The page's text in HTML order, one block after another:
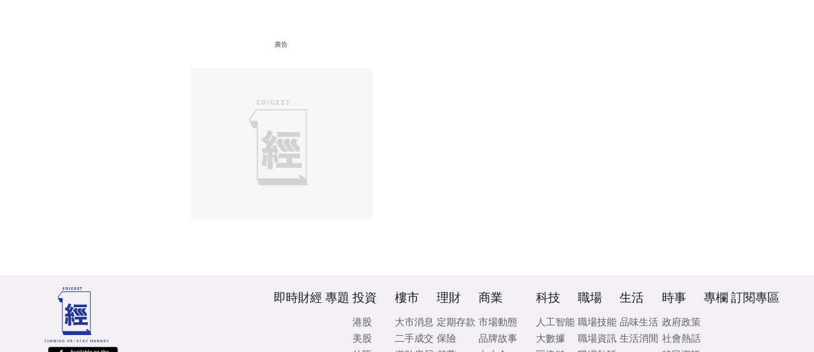
廣告
即時財經 專題 投資
港股
美股
樓市
大市消息
二手成交
理財
定期存款
保險
商業
市場動態
品牌故事
科技
人工智能
大數據
職場
職場技能
職場資訊
生活
品味生活
生活消閒
時事
政府政策
社會熱話
專欄 訂閱專區